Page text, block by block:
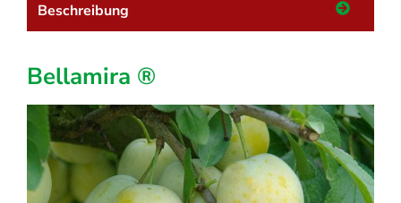
Beschreibung
Bellamira ®